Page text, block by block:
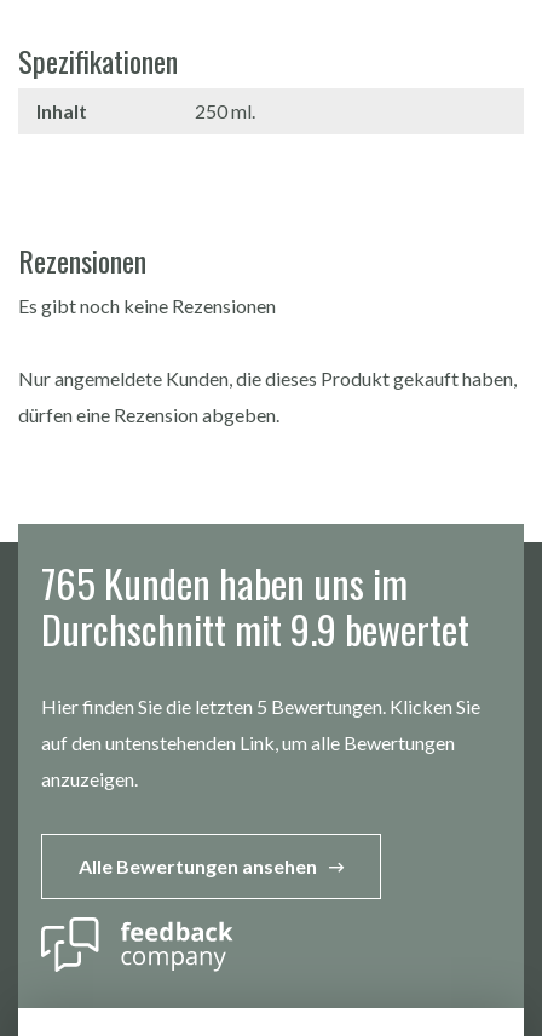
Spezifikationen
Inhalt 250 ml.
Rezensionen
Es gibt noch keine Rezensionen
Nur angemeldete Kunden, die dieses Produkt gekauft haben,
dürfen eine Rezension abgeben.
765 Kunden haben uns im
Durchschnitt mit 9.9 bewertet
Hier finden Sie die letzten 5 Bewertungen. Klicken Sie
auf den untenstehenden Link, um alle Bewertungen
anzuzeigen.
Alle Bewertungen ansehen